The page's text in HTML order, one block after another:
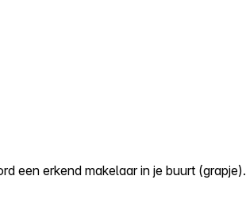
een erkend makelaar in je buurt (grapje).